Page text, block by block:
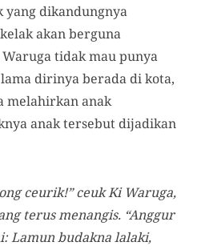
yang dikandungnya
akan berguna
tidak mau punya
dirinya berada di kota,
melahirkan anak
anak tersebut dijadikan
ceurik!” ceuk Ki Waruga,
terus menangis. “Anggur
Lamun budakna lalaki,